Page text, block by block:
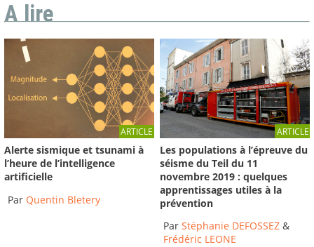
A lire
ARTICLE
Alerte sismique et tsunami à
l’heure de l’intelligence
artificielle
Par Quentin Bletery
ARTICLE
Les populations à l’épreuve du
séisme du Teil du 11
novembre 2019 : quelques
apprentissages utiles à la
prévention
ParStéphanie DEFOSSEZ &
Frédéric LEONE